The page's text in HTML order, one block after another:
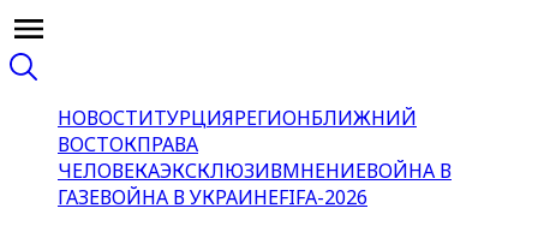
НОВОСТИТУРЦИЯРЕГИОНБЛИЖНИЙ
ВОСТОКПРАВА
ЧЕЛОВЕКАЭКСКЛЮЗИВМНЕНИЕВОЙНА В
ГАЗЕВОЙНА В УКРАИНЕFIFA-2026